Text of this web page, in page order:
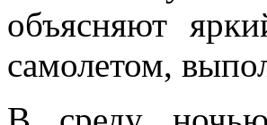
объясняют
самолетом,